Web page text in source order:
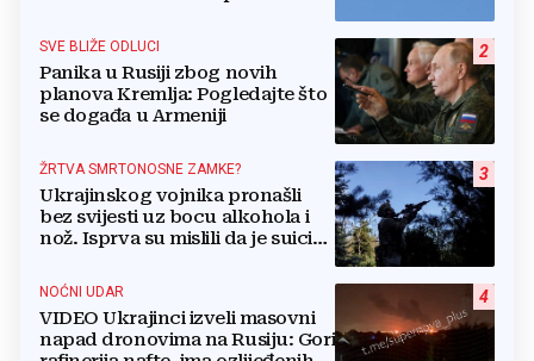
2
SVE BLIŽE ODLUCI
Panika u Rusiji zbog novih
planova Kremlja: Pogledajte što
se događa u Armeniji
3
ŽRTVA SMRTONOSNE ZAMKE?
Ukrajinskog vojnika pronašli
bez svijesti uz bocu alkohola i
nož. Isprva su mislili da je suicid,
4
NOĆNI UDAR
VIDEO Ukrajinci izveli masovni
napad dronovima na Rusiju: Gori